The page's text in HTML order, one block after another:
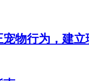
物行为，建